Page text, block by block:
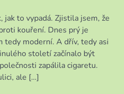
jak to vypadá. Zjistila jsem, že
kouření. Dnes prý je
tedy moderní. A dřív, tedy asi
století začínalo být
zapálila cigaretu.
ale […]